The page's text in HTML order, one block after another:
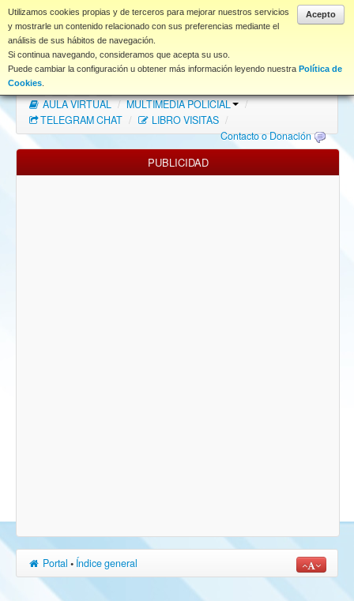
Acepto
Utilizamos cookies propias y de terceros para mejorar nuestros servicios
y mostrarle un contenido relacionado con sus preferencias mediante el
análisis de sus hábitos de navegación.
Si continua navegando, consideramos que acepta su uso.
Puede cambiar la configuración u obtener más información leyendo nuestra Política de
Cookies
www.coet.es
Portal
Índice Foros
FAQ
NORMAS FORO
Descargas
AULA VIRTUAL / MULTIMEDIA POLICIAL
/
TELEGRAM CHAT / LIBRO VISITAS /
Contacto o Donación
PUBLICIDAD
Portal • Índice general